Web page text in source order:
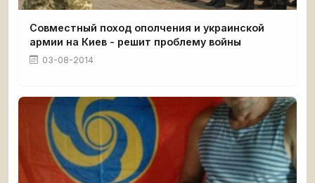
Совместный поход ополчения и украинской
армии на Киев - решит проблему войны
03-08-2014